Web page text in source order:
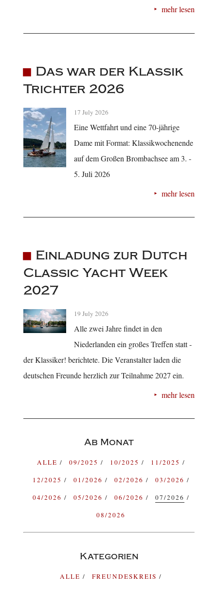
mehr lesen
Das war der Klassik
Trichter 2026
17 July 2026
Eine Wettfahrt und eine 70-jährige
Dame mit Format: Klassikwochenende
auf dem Großen Brombachsee am 3. -
5. Juli 2026
mehr lesen
Einladung zur Dutch
Classic Yacht Week
2027
19 July 2026
Alle zwei Jahre findet in den
Niederlanden ein großes Treffen statt -
der Klassiker! berichtete. Die Veranstalter laden die
deutschen Freunde herzlich zur Teilnahme 2027 ein.
mehr lesen
Ab Monat
ALLE 09/2025 10/2025
11/2025
12/2025
01/2026 02/2026
03/2026
04/2026
05/2026 06/2026
07/2026
08/2026
Kategorien
ALLE FREUNDESKREIS